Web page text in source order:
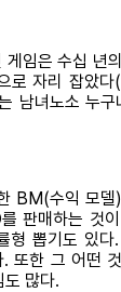
게임은 수십 년
로 자리 잡았
남녀노소 누
BM(수익 모델
판매하는 것
형 뽑기도 있
또한 그 어떤
도 많다.